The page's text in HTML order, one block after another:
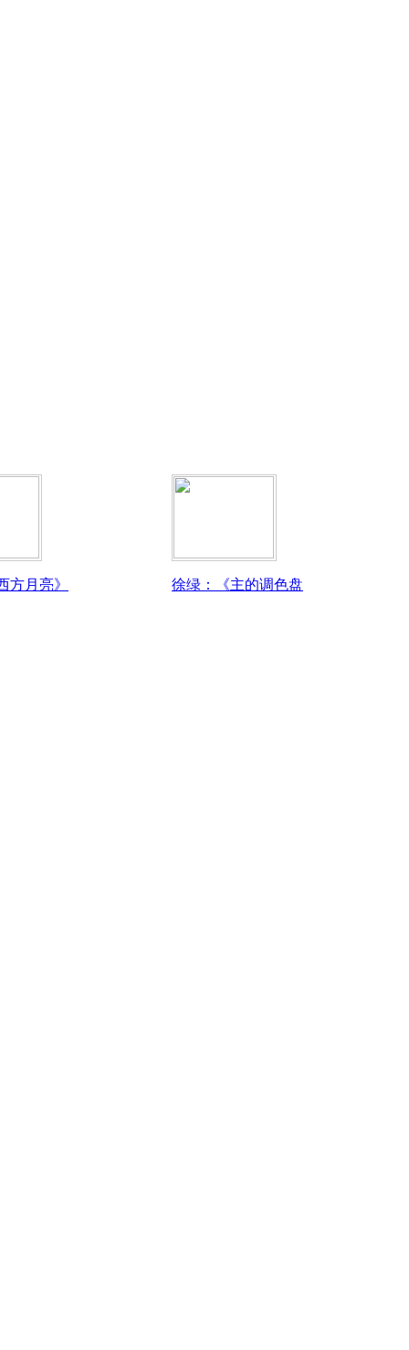
方月亮》 徐绿：《主的调色盘